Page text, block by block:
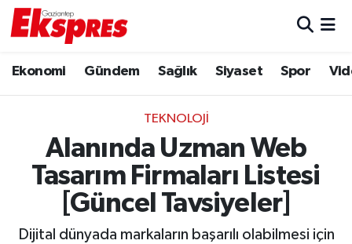
Ekonomi Gündem Sağlık Siyaset Spor
TEKNOLOJI
Alanında Uzman Web
Tasarım Firmaları Listesi
[Güncel Tavsiyeler]
Dijital dünyada markaların başarılı olabilmesi için
Ekonomi
Gaziantep son dakika
Genel
Gündem
Trafik Durumu
Puan Durumu ve Fikstür
Tüm Manşetler
Son Dakika Haberleri